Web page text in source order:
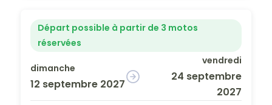
Départ possible à partir de 3 motos
réservées
dimanche
12 septembre 2027
vendredi
24 septembre
2027